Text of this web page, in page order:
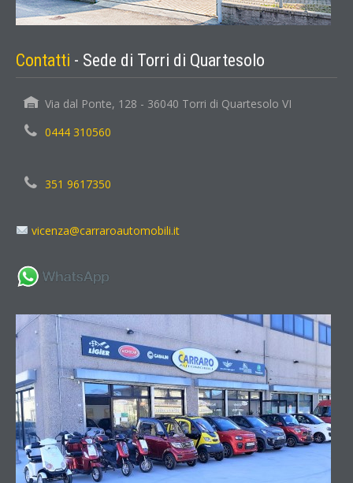
Contatti - Sede di Torri di Quartesolo
Via dal Ponte, 128 - 36040 Torri di Quartesolo VI
0444 310560
351 9617350
vicenza@carraroautomobili.it